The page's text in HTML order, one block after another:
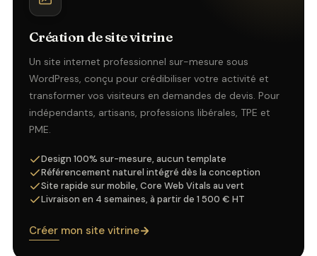
Création de site vitrine
Un site internet professionnel sur-mesure sous
WordPress, conçu pour crédibiliser votre activité et
transformer vos visiteurs en demandes de devis. Pour
indépendants, artisans, professions libérales, TPE et
PME.
Design 100% sur-mesure, aucun template
Référencement naturel intégré dès la conception
Site rapide sur mobile, Core Web Vitals au vert
Livraison en 4 semaines, à partir de 1 500 € HT
Créer mon site vitrine